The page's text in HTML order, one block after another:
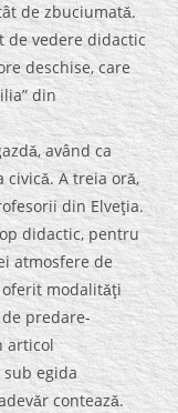
de zbuciumatǎ.
de vedere didactic
deschise, care
din
având ca
A treia orǎ,
din Elveţia.
didactic, pentru
atmosfere de
oferit modalitǎţi
predare-
articol
egida
conteazǎ.